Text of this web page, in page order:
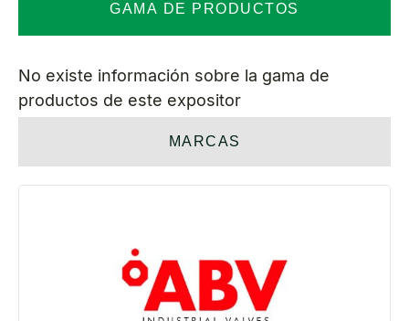
GAMA DE PRODUCTOS
MARCAS
No existe información sobre la gama de
productos de este expositor